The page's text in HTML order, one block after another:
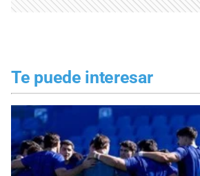
Te puede interesar